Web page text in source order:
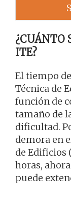
¿CUÁNTO
ITE?
El tiempo
Técnica de
función de
tamaño de
dificultad.
demora en
de Edificios
horas,
puede